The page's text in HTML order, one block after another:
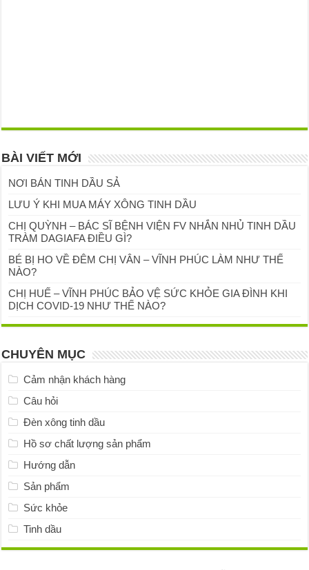
BÀI VIẾT MỚI
NƠI BÁN TINH DẦU SẢ
LƯU Ý KHI MUA MÁY XÔNG TINH DẦU
CHỊ QUỲNH – BÁC SĨ BỆNH VIỆN FV NHẮN NHỦ TINH DẦU
TRÀM DAGIAFA ĐIỀU GÌ?
BÉ BỊ HO VỀ ĐÊM CHỊ VÂN – VĨNH PHÚC LÀM NHƯ THẾ
NÀO?
CHỊ HUẾ – VĨNH PHÚC BẢO VỆ SỨC KHỎE GIA ĐÌNH KHI
DỊCH COVID-19 NHƯ THẾ NÀO?
CHUYÊN MỤC
Cảm nhận khách hàng
Câu hỏi
Đèn xông tinh dầu
Hồ sơ chất lượng sản phẩm
Hướng dẫn
Sản phẩm
Sức khỏe
Tinh dầu